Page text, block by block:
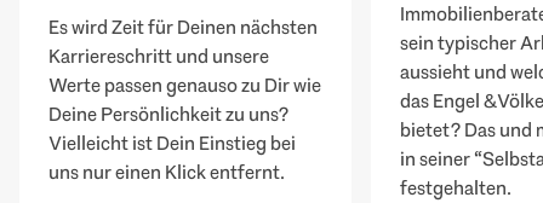
Es wird Zeit für Deinen nächsten
Karriereschritt und unsere
Werte passen genauso zu Dir wie
Deine Persönlichkeit zu uns?
Vielleicht ist Dein Einstieg bei
uns nur einen Klick entfernt.
sein typischer
aussieht und
das Engel &
bietet? Das und
in seiner
festgehalten.